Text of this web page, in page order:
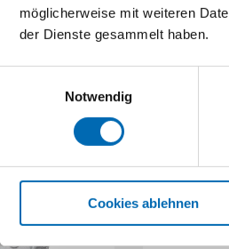
möglicherweise mit weiteren
der Dienste gesammelt haben.
Notwendig
Cookies ablehnen